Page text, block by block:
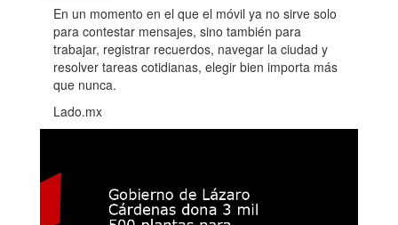
En un momento en el que el móvil ya no sirve solo
para contestar mensajes, sino también para
trabajar, registrar recuerdos, navegar la ciudad y
resolver tareas cotidianas, elegir bien importa más
que nunca.
Lado.mx